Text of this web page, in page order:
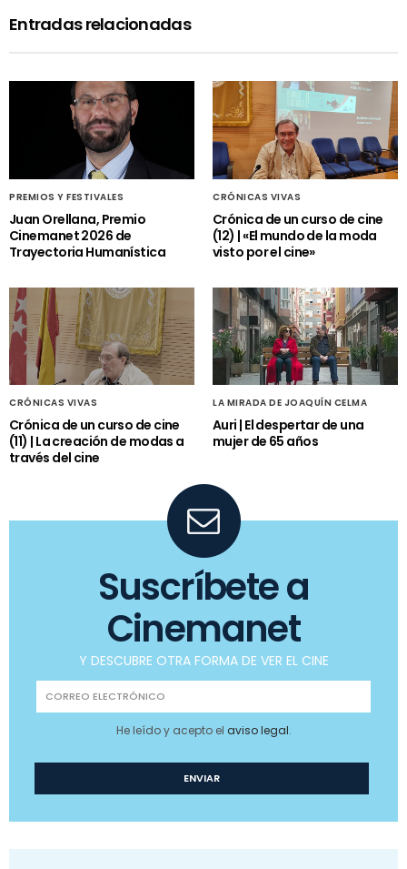
Entradas relacionadas
PREMIOS Y FESTIVALES
Juan Orellana, Premio
Cinemanet 2026 de
Trayectoria Humanística
CRÓNICAS VIVAS
Crónica de un curso de cine
(12) | «El mundo de la moda
visto por el cine»
CRÓNICAS VIVAS
Crónica de un curso de cine
(11) | La creación de modas a
través del cine
LA MIRADA DE JOAQUÍN CELMA
Auri | El despertar de una
mujer de 65 años
Suscríbete a
Cinemanet
Y DESCUBRE OTRA FORMA DE VER EL CINE
He leído y acepto el aviso legal.